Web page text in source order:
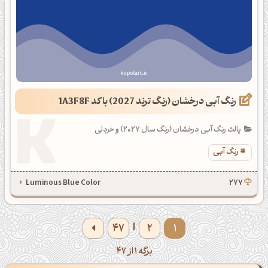
رنگ آبی درخشان (رنگ ترند 2027) با کد 1A3F8F
پالت رنگ آبی درخشان (رنگ سال 2027) و خردلی
رنگ آبی
277
Luminous Blue Color
1
2
|
47
برگه 1 از 47